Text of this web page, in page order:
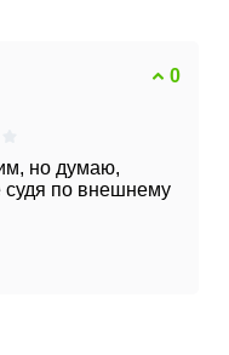
0
но думаю,
судя по внешнему